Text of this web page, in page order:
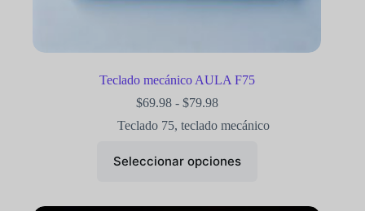
Teclado mecánico AULA F75
$69.98 - $79.98
Teclado 75, teclado mecánico
Seleccionar opciones